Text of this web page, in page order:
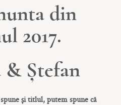
din
2017.
& Ștefan
și titlul, putem spune că